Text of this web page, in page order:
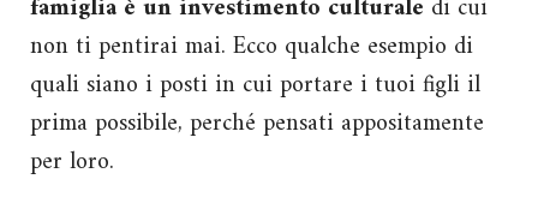
famiglia è un investimento culturale di cui
non ti pentirai mai. Ecco qualche esempio di
quali siano i posti in cui portare i tuoi figli il
prima possibile, perché pensati appositamente
per loro.